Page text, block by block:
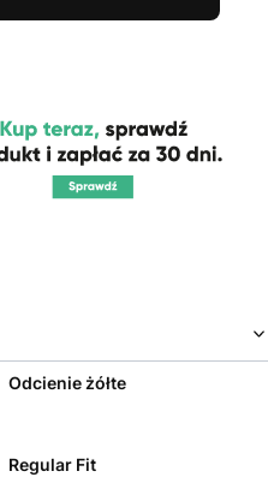
Odcienie żółte
Regular Fit